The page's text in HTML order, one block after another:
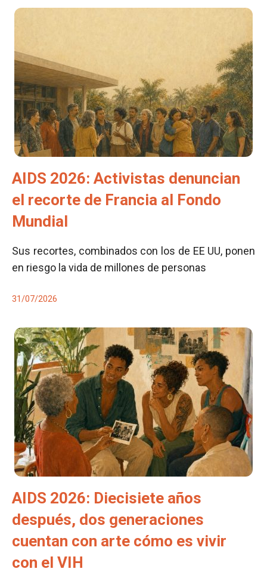
AIDS 2026: Activistas denuncian
el recorte de Francia al Fondo
Mundial
Sus recortes, combinados con los de EE UU, ponen
en riesgo la vida de millones de personas
31/07/2026
AIDS 2026: Diecisiete años
después, dos generaciones
cuentan con arte cómo es vivir
con el VIH